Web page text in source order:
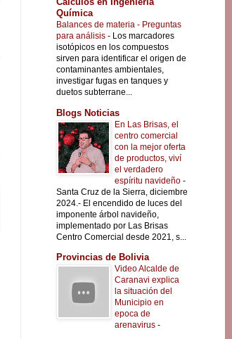
Química
Balances de materia - Preguntas
para análisis - Los marcadores
isotópicos en los compuestos
sirven para identificar el origen de
contaminantes ambientales,
investigar fugas en tanques y
duetos subterrane...
Blogs Noticias
En Las Brisas, el
centro comercial
con la mejor oferta
de productos, viví
el verdadero
espíritu navideño -
Santa Cruz de la Sierra, diciembre
2024.- El encendido de luces del
imponente árbol navideño,
implementado por Las Brisas
Centro Comercial desde 2021, s...
Provincias de Bolivia
Video Alcalde de
Caranavi explica
la situación del
Municipio en
epoca de
arenavirus -